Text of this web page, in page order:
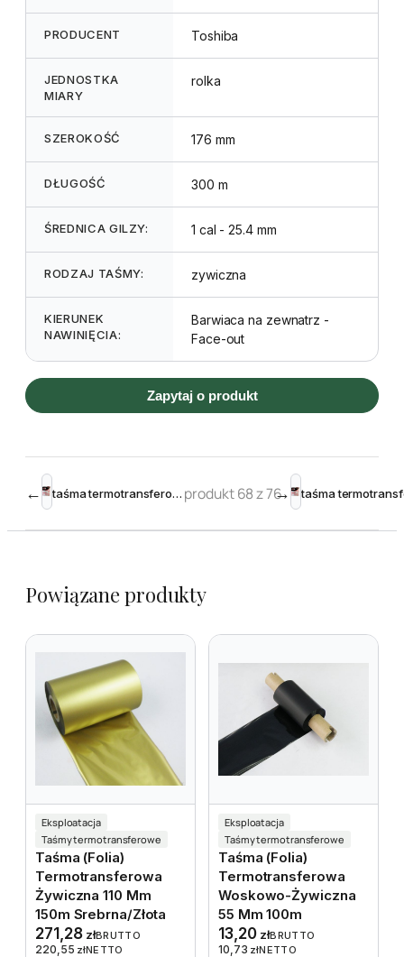
PRODUCENT Toshiba
JEDNOSTKA
MIARY
rolka
SZEROKOŚĆ 176 mm
DŁUGOŚĆ 300 m
ŚREDNICA GILZY: 1 cal - 25.4 mm
RODZAJ TAŚMY: zywiczna
KIERUNEK
NAWINIĘCIA:
Barwiaca na zewnatrz -
Face-out
Zapytaj o produkt
← taśma termotransferowa żywiczna 138mm 300m Black – Toshiba krawędziowa produkt 68 z 76→
Powiązane produkty
Eksploatacja
Taśmy termotransferowe
Taśma (folia)
Termotransferowa
Żywiczna 110 Mm
150m Srebrna/złota
271,28 złBRUTTO
220,55 złNETTO
Eksploatacja
Taśmy termotransferowe
Taśma (folia)
Termotransferowa
Woskowo-Żywiczna
55 Mm 100m
13,20 złBRUTTO
10,73 złNETTO